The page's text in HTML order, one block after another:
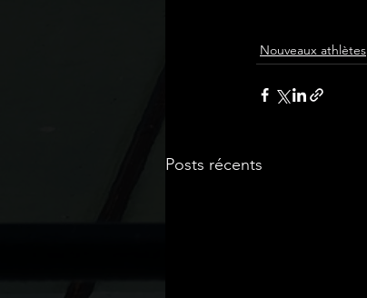
Nouveaux athlètes
Posts récents